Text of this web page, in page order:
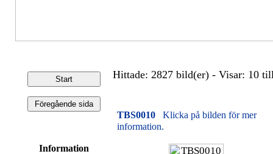
Information
Hittade: 2827 bild(er) - Visar: 10
TBS0010
Klicka på bilden för mer
information.